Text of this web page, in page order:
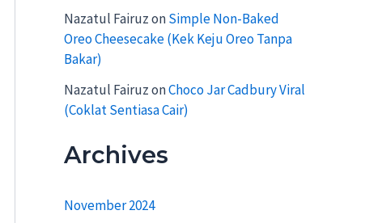
Nazatul FairuzonSimple Non-Baked
Oreo Cheesecake (Kek Keju Oreo Tanpa
Bakar)
Nazatul FairuzonChoco Jar Cadbury Viral
(Coklat Sentiasa Cair)
Archives
November 2024